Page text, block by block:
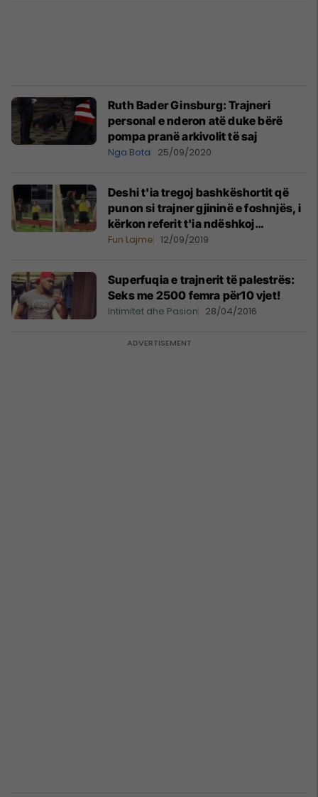
Ruth Bader Ginsburg: Trajneri
personal e nderon atë duke bërë
pompa pranë arkivolit të saj
Nga Bota 25/09/2020
Deshi t'ia tregoj bashkëshortit që
punon si trajner gjininë e foshnjës, i
kërkon referit t'ia ndëshkoj
partnerin me karton - ngjyrë rozë
Fun Lajme 12/09/2019
Superfuqia e trajnerit të palestrës:
Seks me 2500 femra për10 vjet!
Intimitet dhe Pasion 28/04/2016